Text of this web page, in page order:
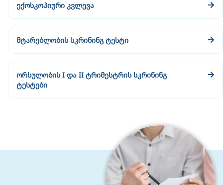
ექოსკოპიური კვლევა
მტარებლობის სკრინინგ ტესტი
ორსულობის I და II ტრიმესტრის სკრინინგ
ტესტები